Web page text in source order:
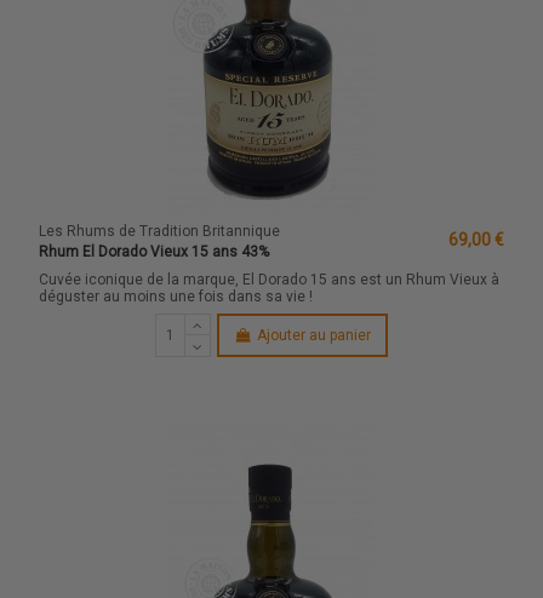
Les Rhums de Tradition Britannique
Rhum El Dorado Vieux 15 ans 43%
69,00 €
Cuvée iconique de la marque, El Dorado 15 ans est un Rhum Vieux à
déguster au moins une fois dans sa vie !
Ajouter au panier